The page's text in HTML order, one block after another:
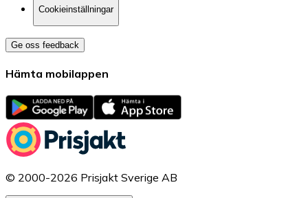
Cookieinställningar
Ge oss feedback
Hämta mobilappen
© 2000-2026 Prisjakt Sverige AB